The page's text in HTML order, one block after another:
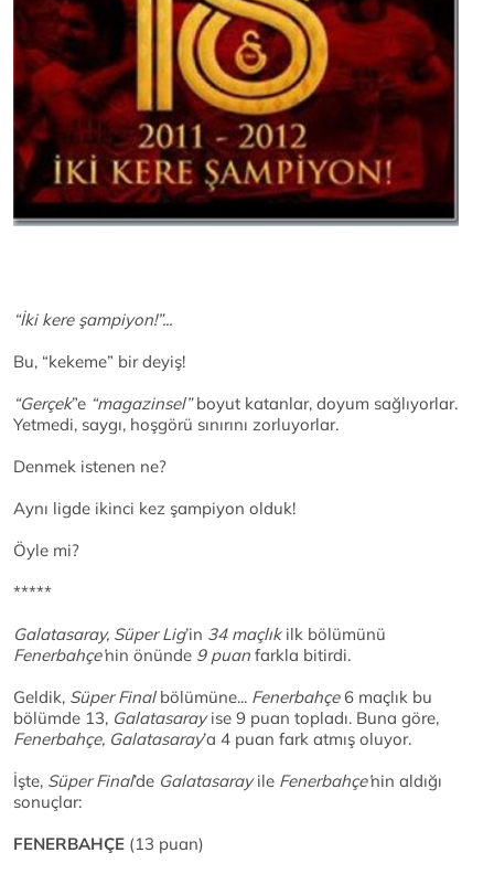
“İki kere şampiyon!”...
Bu, “kekeme” bir deyiş!
“Gerçek”e “magazinsel”boyut katanlar, doyum sağlıyorlar.
Yetmedi, saygı, hoşgörü sınırını zorluyorlar.
Denmek istenen ne?
Aynı ligde ikinci kez şampiyon olduk!
Öyle mi?
*****
Galatasaray, Süper Lig’in 34 maçlıkilk bölümünü
Fenerbahçe’nin önünde 9 puan farkla bitirdi.
Geldik, Süper Final bölümüne... Fenerbahçe6 maçlık bu
bölümde 13, Galatasarayise 9 puan topladı. Buna göre,
Fenerbahçe, Galatasaray’a 4 puan fark atmış oluyor.
İşte, Süper Final’de Galatasarayile Fenerbahçe’nin aldığı
sonuçlar:
FENERBAHÇE (13 puan)